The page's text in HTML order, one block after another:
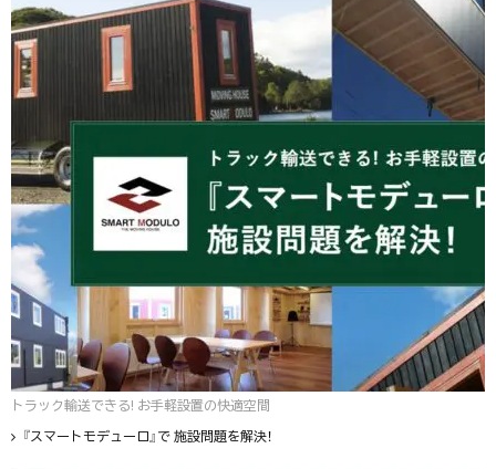
トラック輸送できる! お手軽設置の快適空間
『スマートモデューロ』で 施設問題を解決！